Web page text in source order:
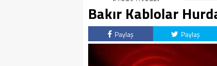
(VİDEO HABER)
Bakır Kablolar
Paylaş Paylaş